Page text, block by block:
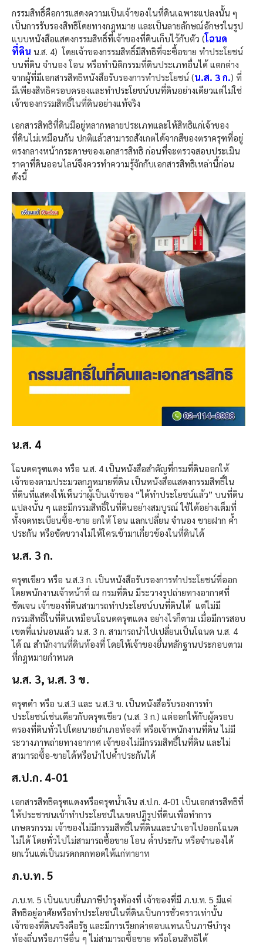
กรรมสิทธิ์คือการแสดงความเป็นเจ้าของในที่ดินเฉพาะแปลงนั้น ๆ
เป็นการรับรองสิทธิโดยทางกฎหมาย และเป็นลายลักษณ์อักษรในรูป
แบบหนังสือแสดงกรรมสิทธิ์ที่เจ้าของที่ดินเก็บไว้กับตัว (โฉนด
ที่ดิน น.ส. 4) โดยเจ้าของกรรมสิทธิ์มีสิทธิที่จะซื้อขาย ทำประโยชน์
บนที่ดิน จำนอง โอน หรือทำนิติกรรมที่ดินประเภทอื่นได้ แตกต่าง
จากผู้ที่มีเอกสารสิทธิหนังสือรับรองการทำประโยชน์ (น.ส. 3 ก.) ที่
มีเพียงสิทธิครอบครองและทำประโยชน์บนที่ดินอย่างเดียวแต่ไม่ใช่
เจ้าของกรรมสิทธิ์ในที่ดินอย่างแท้จริง
เอกสารสิทธิที่ดินมีอยู่หลากหลายประเภทและให้สิทธิแก่เจ้าของ
ที่ดินไม่เหมือนกัน ปกติแล้วสามารถสังเกตได้จากสีของตราครุฑที่อยู่
ตรงกลางหน้ากระดาษของเอกสารสิทธิ ก่อนที่จะตรวจสอบประเมิน
ราคาที่ดินออนไลน์จึงควรทำความรู้จักกับเอกสารสิทธิเหล่านี้ก่อน
ดังนี้
น.ส. 4
โฉนดครุฑแดง หรือ น.ส. 4 เป็นหนังสือสำคัญที่กรมที่ดินออกให้
เจ้าของตามประมวลกฎหมายที่ดิน เป็นหนังสือแสดงกรรมสิทธิ์ใน
ที่ดินที่แสดงให้เห็นว่าผู้เป็นเจ้าของ “ได้ทำประโยชน์แล้ว” บนที่ดิน
แปลงนั้น ๆ และมีกรรมสิทธิ์ในที่ดินอย่างสมบูรณ์ ใช้ได้อย่างเต็มที่
ทั้งจดทะเบียนซื้อ-ขาย ยกให้ โอน แลกเปลี่ยน จำนอง ขายฝาก ค้ำ
ประกัน หรือขัดขวางไม่ให้ใครเข้ามาเกี่ยวข้องในที่ดินได้
น.ส. 3 ก.
ครุฑเขียว หรือ น.ส.3 ก. เป็นหนังสือรับรองการทำประโยชน์ที่ออก
โดยพนักงานเจ้าหน้าที่ ณ กรมที่ดิน มีระวางรูปถ่ายทางอากาศที่
ชัดเจน เจ้าของที่ดินสามารถทำประโยชน์บนที่ดินได้ แต่ไม่มี
กรรมสิทธิ์ในที่ดินเหมือนโฉนดครุฑแดง อย่างไรก็ตาม เมื่อมีการสอบ
เขตที่แน่นอนแล้ว น.ส. 3 ก. สามารถนำไปเปลี่ยนเป็นโฉนด น.ส. 4
ได้ ณ สำนักงานที่ดินท้องที่ โดยให้เจ้าของยื่นหลักฐานประกอบตาม
ที่กฎหมายกำหนด
น.ส. 3, น.ส. 3 ข.
ครุฑดำ หรือ น.ส.3 และ น.ส.3 ข. เป็นหนังสือรับรองการทำ
ประโยชน์เช่นเดียวกับครุฑเขียว (น.ส. 3 ก.) แต่ออกให้กับผู้ครอบ
ครองที่ดินทั่วไปโดยนายอำเภอท้องที่ หรือเจ้าพนักงานที่ดิน ไม่มี
ระวางภาพถ่ายทางอากาศ เจ้าของไม่มีกรรมสิทธิ์ในที่ดิน และไม่
สามารถซื้อ-ขายได้หรือนำไปค้ำประกันได้
ส.ป.ก. 4-01
เอกสารสิทธิครุฑแดงหรือครุฑน้ำเงิน ส.ป.ก. 4-01 เป็นเอกสารสิทธิที่
ให้ประชาชนเข้าทำประโยชน์ในเขตปฏิรูปที่ดินเพื่อทำการ
เกษตรกรรม เจ้าของไม่มีกรรมสิทธิ์ในที่ดินและนำเอาไปออกโฉนด
ไม่ได้ โดยทั่วไปไม่สามารถซื้อขาย โอน ค้ำประกัน หรือจำนองได้
ยกเว้นแต่เป็นมรดกตกทอดให้แก่ทายาท
ภ.บ.ท. 5
ภ.บ.ท. 5 เป็นแบบยื่นภาษีบำรุงท้องที่ เจ้าของที่มี ภ.บ.ท. 5 มีแค่
สิทธิอยู่อาศัยหรือทำประโยชน์ในที่ดินเป็นการชั่วคราวเท่านั้น
เจ้าของที่ดินจริงคือรัฐ และมีการเรียกค่าตอบแทนเป็นภาษีบำรุง
ท้องถิ่นหรือภาษีอื่น ๆ ไม่สามารถซื้อขาย หรือโอนสิทธิได้